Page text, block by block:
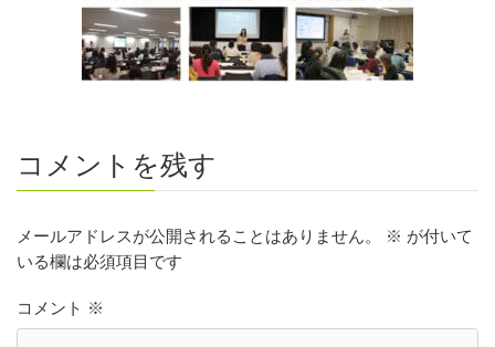
コメントを残す
メールアドレスが公開されることはありません。 ※ が付いて
いる欄は必須項目です
コメント ※